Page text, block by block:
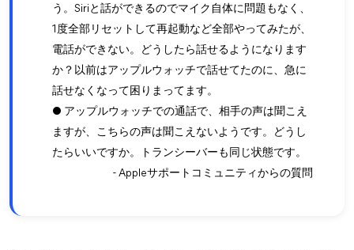
う。Siriと話ができるのでマイク自体に問題もなく、
1度全部リセットして再起動など全部やってみたが、
電話ができない。どうしたら話せるようになります
か？以前はアップルウォッチで話せてたのに、急に
話せなくなって困りまってます。
● アップルウォッチでの通話で、相手の声は聞こえ
ますが、こちらの声は聞こえないようです。どうし
たらいいですか。トランシーバーも同じ状態です。
- Appleサポートコミュニティからの質問